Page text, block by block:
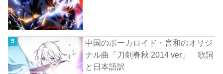
中国のボーカロイド・言和のオリジ
ナル曲「刀剣春秋 2014 ver」 歌詞
と日本語訳